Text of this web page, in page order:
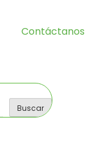
Contáctanos
Buscar